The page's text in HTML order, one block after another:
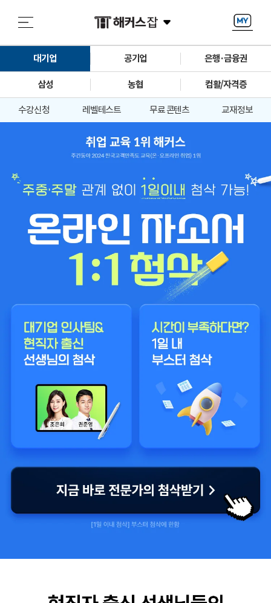
대기업 공기업 은행·금융권
삼성 농협 컴활/자격증
수강신청 레벨테스트 무료 콘텐츠 교재정보